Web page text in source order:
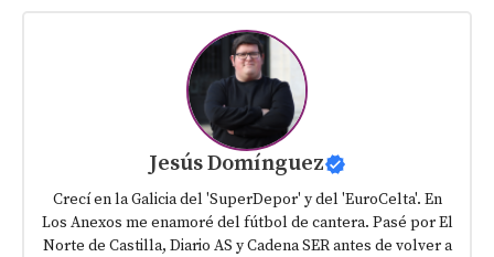
Jesús Domínguez
Crecí en la Galicia del 'SuperDepor' y del 'EuroCelta'. En
Los Anexos me enamoré del fútbol de cantera. Pasé por El
Norte de Castilla, Diario AS y Cadena SER antes de volver a